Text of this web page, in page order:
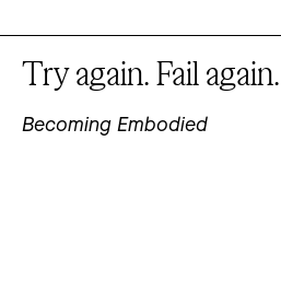
Try again. Fail
Becoming Embodied